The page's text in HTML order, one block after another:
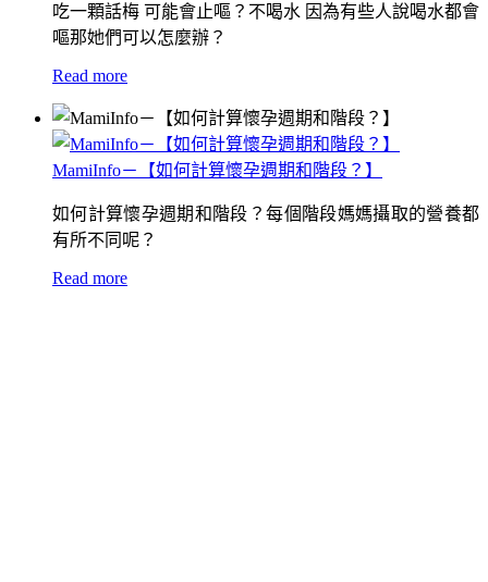
吃一顆話梅 可能會止嘔？不喝水 因為有些人說喝水都會
嘔那她們可以怎麼辦？
Read more
MamiInfo－【如何計算懷孕週期和階段？】
如何計算懷孕週期和階段？每個階段媽媽攝取的營養都
有所不同呢？
Read more